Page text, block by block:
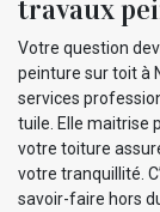
travaux
Votre question
peinture sur toit à
services
tuile. Elle maitrise
votre toiture
votre tranquillité.
savoir-faire hors